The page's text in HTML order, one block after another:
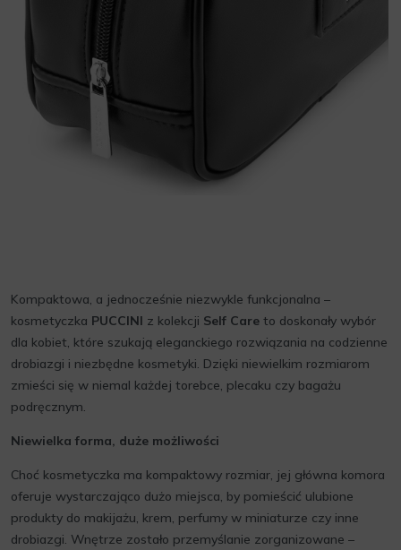
Kompaktowa, a jednocześnie niezwykle funkcjonalna –
kosmetyczka PUCCINI z kolekcji Self Care to doskonały wybór
dla kobiet, które szukają eleganckiego rozwiązania na codzienne
drobiazgi i niezbędne kosmetyki. Dzięki niewielkim rozmiarom
zmieści się w niemal każdej torebce, plecaku czy bagażu
podręcznym.
Niewielka forma, duże możliwości
Choć kosmetyczka ma kompaktowy rozmiar, jej główna komora
oferuje wystarczająco dużo miejsca, by pomieścić ulubione
produkty do makijażu, krem, perfumy w miniaturze czy inne
drobiazgi. Wnętrze zostało przemyślanie zorganizowane –